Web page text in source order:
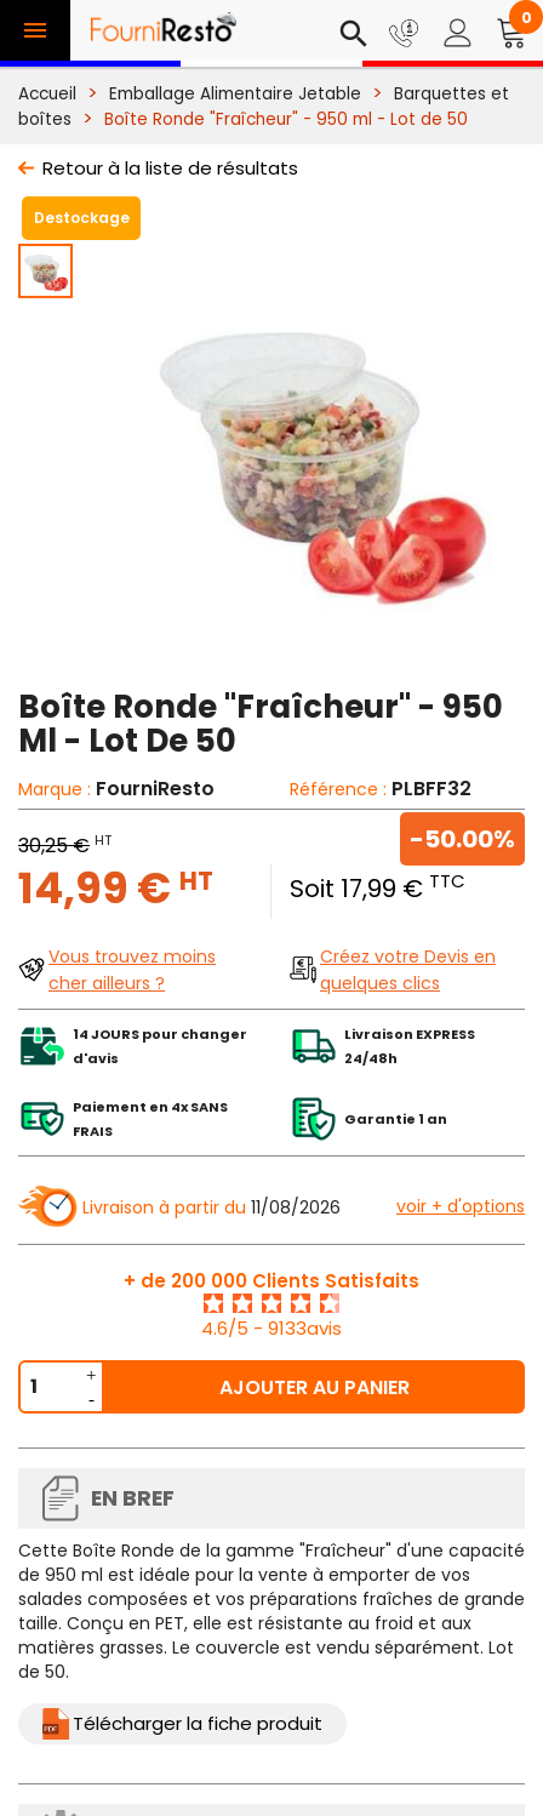
 search 0
Accueil Emballage Alimentaire Jetable
Barquettes et
boîtes
Boîte Ronde "Fraîcheur" - 950 ml - Lot de 50
Retour à la liste de résultats
Destockage
Boîte Ronde "Fraîcheur" - 950
Ml - Lot De 50
Marque : FourniResto Référence : PLBFF32
30,25 € HT
14,99 € HT Soit 17,99 € TTC
-50.00%
Vous trouvez moins
cher ailleurs ?
Créez votre Devis en
quelques clics
14 JOURS pour changer
d'avis
Livraison EXPRESS
24/48h
Paiement en 4x SANS
FRAIS
Garantie 1 an
Livraison à partir du 11/08/2026 voir + d'options
+ de 200 000 Clients Satisfaits
4.6/5 - 9133avis
AJOUTER AU PANIER
EN BREF
Cette Boîte Ronde de la gamme "Fraîcheur" d'une capacité
de 950 ml est idéale pour la vente à emporter de vos
salades composées et vos préparations fraîches de grande
taille. Conçu en PET, elle est résistante au froid et aux
matières grasses. Le couvercle est vendu séparément. Lot
de 50.
Télécharger la fiche produit